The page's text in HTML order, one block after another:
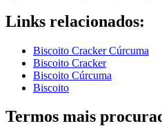
Links relacionados:
Biscoito Cracker Cúrcuma
Biscoito Cracker
Biscoito Cúrcuma
Biscoito
Termos mais